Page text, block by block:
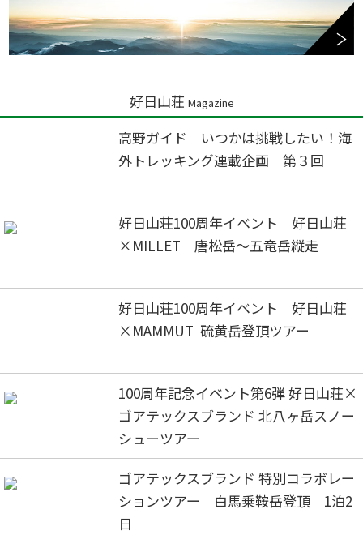
好日山荘 Magazine
高野ガイド いつかは挑戦したい！海
外トレッキング連載企画 第３回
好日山荘100周年イベント 好日山荘
×MILLET 唐松岳～五竜岳縦走
好日山荘100周年イベント 好日山荘
×MAMMUT 硫黄岳登頂ツアー
100周年記念イベント第6弾 好日山荘×
ゴアテックスブランド 北八ヶ岳スノー
シューツアー
ゴアテックスブランド 特別コラボレー
ションツアー 白馬乗鞍岳登頂 1泊2
日